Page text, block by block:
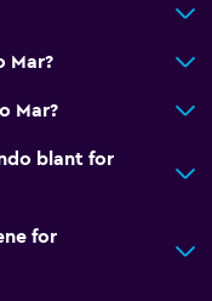
Mar?
Mar?
blant for
for